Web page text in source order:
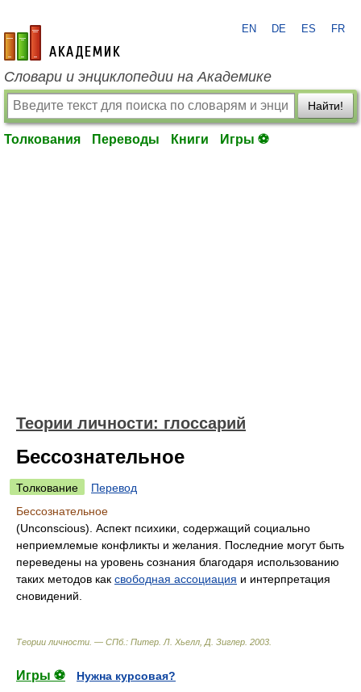
academic.ru
EN DE ES FR
Словари и энциклопедии на Академике
Найти!
Толкования Переводы Книги Игры ⚽
Теории личности: глоссарий
Бессознательное
Толкование
Перевод
Бессознательное
(Unconscious). Аспект психики, содержащий социально
неприемлемые конфликты и желания. Последние могут быть
переведены на уровень сознания благодаря использованию
таких методов как свободная ассоциация и интерпретация
сновидений.
Теории личности. — СПб.: Питер Л. Хьелл, Д. Зиглер 2003
Игры ⚽
Нужна курсовая?